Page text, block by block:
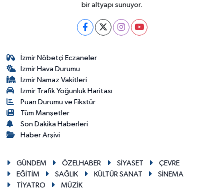
bir altyapı sunuyor.
İzmir Nöbetçi Eczaneler
İzmir Hava Durumu
İzmir Namaz Vakitleri
İzmir Trafik Yoğunluk Haritası
Puan Durumu ve Fikstür
Tüm Manşetler
Son Dakika Haberleri
Haber Arşivi
GÜNDEM ÖZELHABER SİYASET
ÇEVRE
EĞİTİM
SAĞLIK KÜLTÜR SANAT
SİNEMA
TİYATRO
MÜZİK